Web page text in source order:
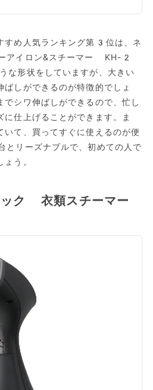
すめ人気ランキング第3位は、ネ
アイロン&スチーマー KH-2
形状をしていますが、大きい
しができるのが特徴的でしょ
でシワ伸ばしができるので、忙し
に仕上げることができます。ま
いて、買ってすぐに使えるのが便
リーズナブルで、初めての人で
う。
ク 衣類スチーマー